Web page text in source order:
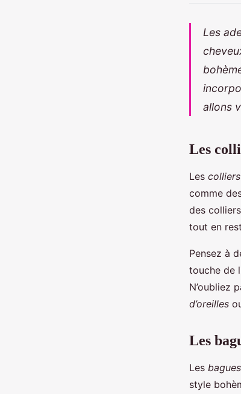
Les
allons
Les
Les colliers
comme
des
tout en
Pensez à
touche de
N’oubliez
d’oreilles
Les
Les bagues
style